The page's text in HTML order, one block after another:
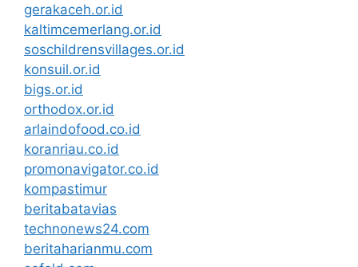
gerakaceh.or.id
kaltimcemerlang.or.id
soschildrensvillages.or.id
konsuil.or.id
bigs.or.id
orthodox.or.id
arlaindofood.co.id
koranriau.co.id
promonavigator.co.id
kompastimur
beritabatavias
technonews24.com
beritaharianmu.com